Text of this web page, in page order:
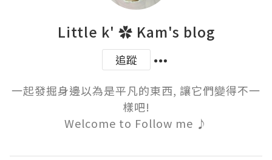
Little k' ✿ Kam's blog
追蹤
一起發掘身邊以為是平凡的東西, 讓它們變得不一
樣吧!
Welcome to Follow me ♪